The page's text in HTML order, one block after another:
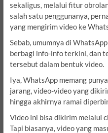
sekaligus, melalui fitur
salah satu penggunanya,
yang mengirim video ke
Sebab, umumnya di
berbagi info-info terkini, dan
tersebut dalam bentuk video.
Iya, WhatsApp memang
jarang, video-video yang
hingga akhirnya ramai
Video ini bisa dikirim melalui
Tapi biasanya, video yang